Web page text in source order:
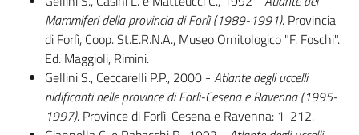
Mammiferi della provincia di Forlì (1989-1991). Provincia
di Forlì, Coop. St.E.R.N.A., Museo Ornitologico "F. Foschi".
Ed. Maggioli, Rimini.
Gellini S., Ceccarelli P.P., 2000 - Atlante degli uccelli
nidificanti nelle province di Forlì-Cesena e Ravenna (1995-
1997). Province di Forlì-Cesena e Ravenna: 1-212.